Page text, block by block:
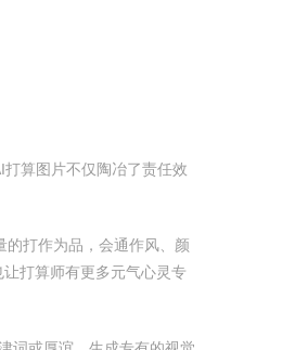
算图片不仅陶冶了责任效
打作为品，会通作风、颜
让打算师有更多元气心灵专